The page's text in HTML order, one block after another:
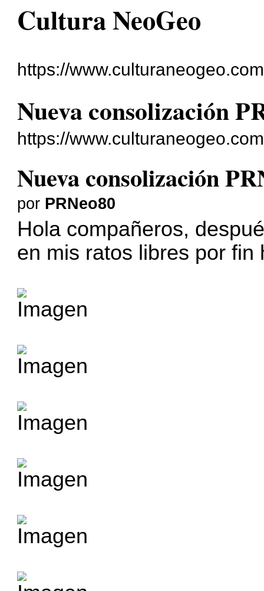
Cultura NeoGeo
https://
Nueva consolización
https://
Nueva consolización
por PRNeo80
Hola compañeros,
en mis ratos libres por